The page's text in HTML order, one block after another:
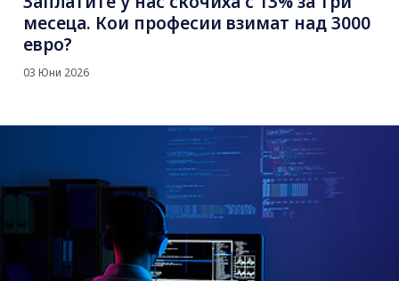
месеца. Кои професии взимат над 3000
евро?
03 Юни 2026